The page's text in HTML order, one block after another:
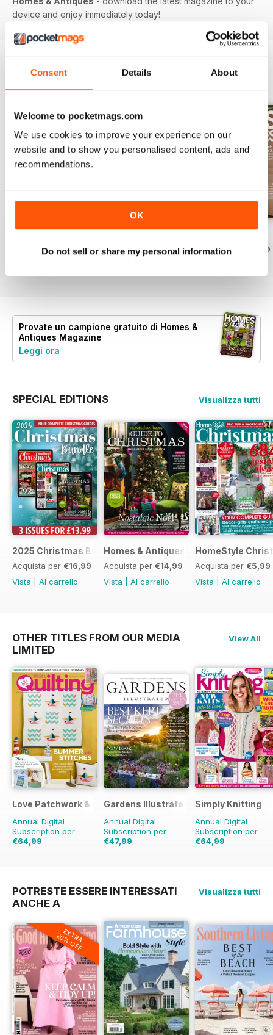
Consent Details About
Welcome to pocketmags.com
We use cookies to improve your experience on our
website and to show you personalised content, ads and
recommendations.
OK
Do not sell or share my personal information
device and enjoy immediately today!
Acquista per€6,99
Acquista per€6,99
Acquista per
€6,99
Provate un campione gratuito di Homes &
Antiques Magazine
Leggi ora
SPECIAL EDITIONS Visualizza tutti
2025 Christmas Bundle
Acquista per €16,99
Vista
Al carrello
Homes & Antiques Guide to Christmas
Acquista per €14,99
Vista
Al carrello
HomeStyle
Acquista per €5,99
Vista
Al carrello
OTHER TITLES FROM OUR MEDIA
LIMITED
View All
Love Patchwork & Quilting
Annual Digital
Subscription per
€64,99
Gardens Illustrated
Annual Digital
Subscription per
€47,99
Simply Knitting
Annual Digital
Subscription per
€64,99
POTRESTE ESSERE INTERESSATI
ANCHE A
Visualizza tutti
EXTRA
20% OFF